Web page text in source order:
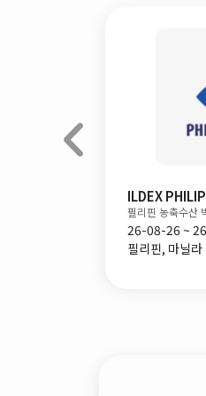
AgraME
두바이 종합 농수
26-09-08 ~
아랍에미레이트